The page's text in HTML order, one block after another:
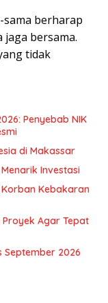
sama berharap
bersama.
tidak
Penyebab NIK
di Makassar
Investasi
Kebakaran
Agar Tepat
September 2026